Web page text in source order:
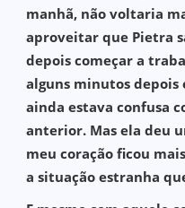
manhã, não voltaria
aproveitar que Pietra
depois começar a
alguns minutos depois
ainda estava confusa
anterior. Mas ela deu
meu coração ficou
a situação estranha